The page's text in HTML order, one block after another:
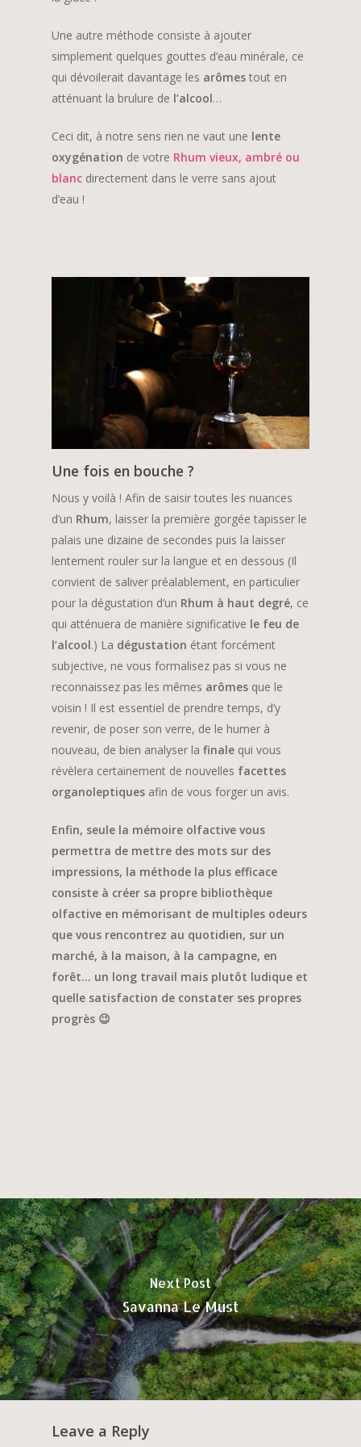
Une autre méthode consiste à ajouter
simplement quelques gouttes d’eau minérale, ce
qui dévoilerait davantage les arômes tout en
atténuant la brulure de l’alcool…
Ceci dit, à notre sens rien ne vaut une lente
oxygénation de votre Rhum vieux, ambré ou
blanc directement dans le verre sans ajout
d’eau !
Une fois en bouche ?
Nous y voilà ! Afin de saisir toutes les nuances
d’un Rhum, laisser la première gorgée tapisser le
palais une dizaine de secondes puis la laisser
lentement rouler sur la langue et en dessous (Il
convient de saliver préalablement, en particulier
pour la dégustation d’un Rhum à haut degré, ce
qui atténuera de manière significative le feu de
l’alcool.) La dégustation étant forcément
subjective, ne vous formalisez pas si vous ne
reconnaissez pas les mêmes arômes que le
voisin ! Il est essentiel de prendre temps, d’y
revenir, de poser son verre, de le humer à
nouveau, de bien analyser la finale qui vous
révèlera certainement de nouvelles facettes
organoleptiques afin de vous forger un avis.
Enfin, seule la mémoire olfactive vous
permettra de mettre des mots sur des
impressions, la méthode la plus efficace
consiste à créer sa propre bibliothèque
olfactive en mémorisant de multiples odeurs
que vous rencontrez au quotidien, sur un
marché, à la maison, à la campagne, en
forêt… un long travail mais plutôt ludique et
quelle satisfaction de constater ses propres
progrès 😉
Next Post
Savanna Le Must
Leave a Reply